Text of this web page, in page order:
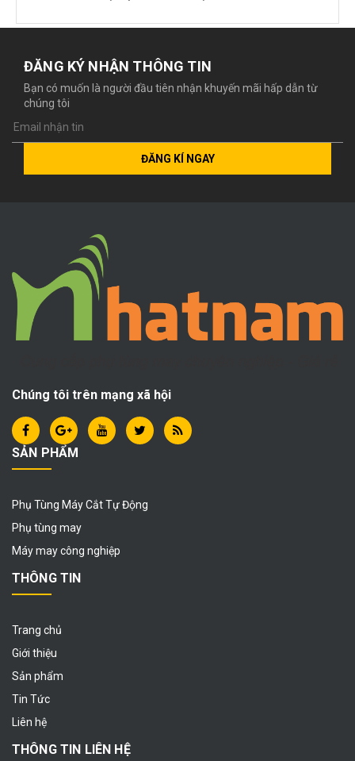
ĐĂNG KÝ NHẬN THÔNG TIN
Bạn có muốn là người đầu tiên nhận khuyến mãi hấp dẫn từ
chúng tôi
ĐĂNG KÍ NGAY
Chúng tôi trên mạng xã hội
SẢN PHẨM
Phụ Tùng Máy Cắt Tự Động
Phụ tùng may
Máy may công nghiệp
THÔNG TIN
Trang chủ
Giới thiệu
Sản phẩm
Tin Tức
Liên hệ
THÔNG TIN LIÊN HỆ